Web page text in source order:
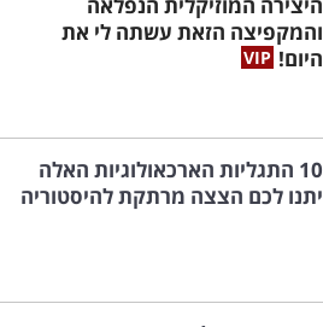
היצירה המוזיקלית הנפלאה
והמקפיצה הזאת עשתה לי את
היום!
10 התגליות הארכאולוגיות האלה
יתנו לכם הצצה מרתקת להיסטוריה